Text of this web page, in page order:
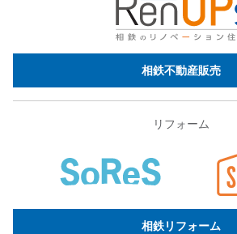
相鉄不動産販売
リフォーム
相鉄リフォーム